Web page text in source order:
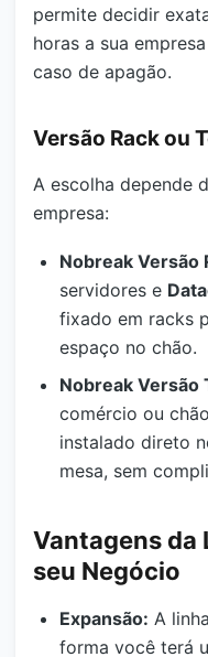
permite decidir
horas a sua
caso de apagão.
Versão Rack ou
A escolha depende
empresa:
Nobreak Versão
servidores e
fixado em racks
espaço no chão.
Nobreak Versão
comércio ou
instalado direto
mesa, sem
Vantagens da
seu Negócio
Expansão: A
forma você terá